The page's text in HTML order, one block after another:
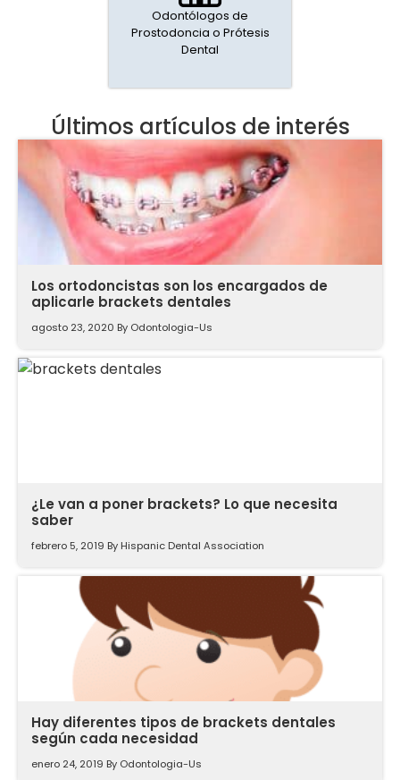
Odontólogos de
Prostodoncia o Prótesis
Dental
Últimos artículos de interés
Los ortodoncistas son los encargados de
aplicarle brackets dentales
agosto 23, 2020 By Odontologia-Us
¿Le van a poner brackets? Lo que necesita
saber
febrero 5, 2019 By Hispanic Dental Association
Hay diferentes tipos de brackets dentales
según cada necesidad
enero 24, 2019 By Odontologia-Us